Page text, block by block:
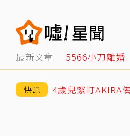
最新文章 5566小刀離婚
快訊 4歲兒緊盯AKIRA